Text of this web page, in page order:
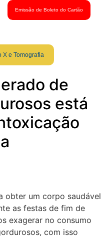
Emissão de Boleto do Cartão
X e Tomografia
de
está
obter um corpo saudável
as festas de fim de
exagerar no consumo
com isso